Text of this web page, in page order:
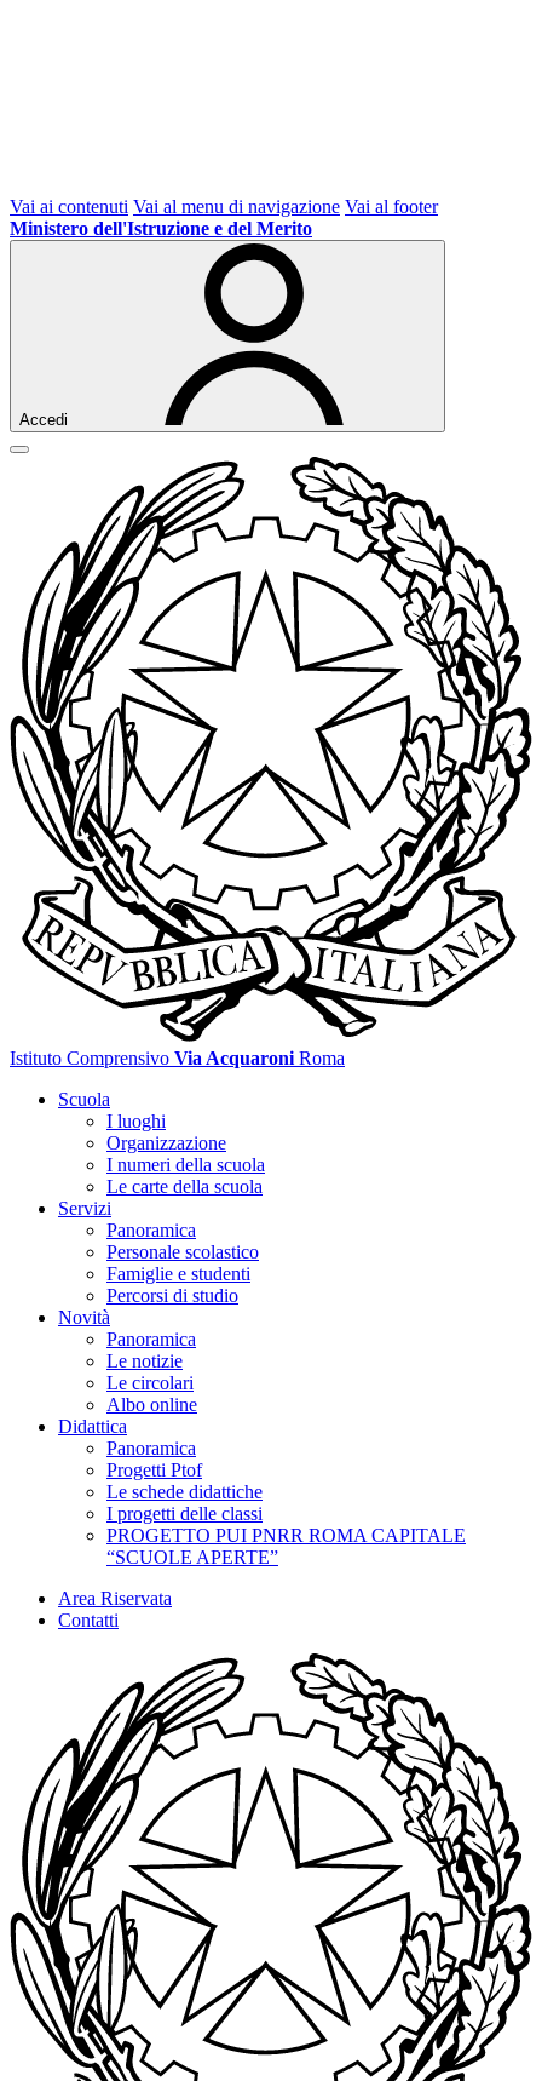
Vai ai contenuti Vai al menu di navigazione Vai al footer
Ministero dell'Istruzione e del Merito
Accedi
Istituto Comprensivo Via Acquaroni Roma
Scuola
I luoghi
Organizzazione
I numeri della scuola
Le carte della scuola
Servizi
Panoramica
Personale scolastico
Famiglie e studenti
Percorsi di studio
Novità
Panoramica
Le notizie
Le circolari
Albo online
Didattica
Panoramica
Progetti Ptof
Le schede didattiche
I progetti delle classi
PROGETTO PUI PNRR ROMA CAPITALE
“SCUOLE APERTE”
Area Riservata
Contatti